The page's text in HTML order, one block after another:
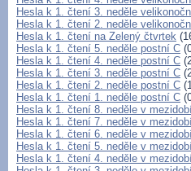
Hesla k 1. čtení 3. neděle
Hesla k 1. čtení 2. neděle
Hesla k 1. čtení na Zelený čtvrtek
Hesla k 1. čtení 5. neděle postní C
Hesla k 1. čtení 4. neděle postní C
Hesla k 1. čtení 3. neděle postní C
Hesla k 1. čtení 2. neděle postní C
Hesla k 1. čtení 1. neděle postní C
Hesla k 1. čtení 8. neděle v
Hesla k 1. čtení 7. neděle v
Hesla k 1. čtení 6. neděle v
Hesla k 1. čtení 5. neděle v
Hesla k 1. čtení 4. neděle v